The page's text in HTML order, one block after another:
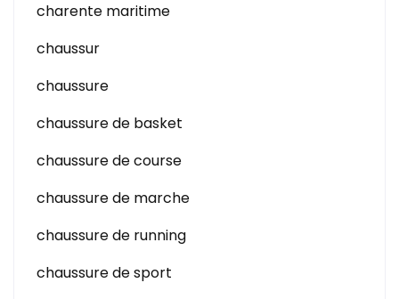
charente maritime
chaussur
chaussure
chaussure de basket
chaussure de course
chaussure de marche
chaussure de running
chaussure de sport